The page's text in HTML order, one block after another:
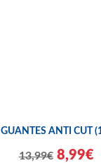
GUANTES ANTI CUT
13,99€ 8,99€